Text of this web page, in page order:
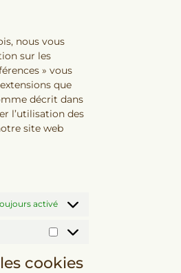
nous vous
sur les
» vous
que
décrit dans
l’utilisation des
site web
activé
cookies